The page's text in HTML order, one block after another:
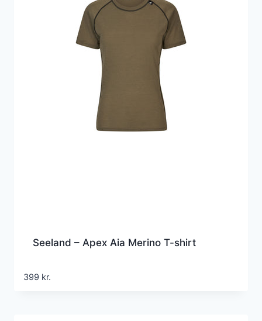
Seeland – Apex Aia Merino T-shirt
399 kr.